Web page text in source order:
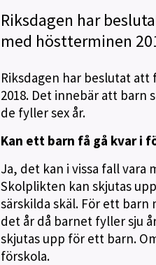
Riksdagen har
med höstterminen
Riksdagen har beslutat
2018. Det innebär att barn
de fyller sex år.
Kan ett barn få gå kvar i
Ja, det kan i vissa fall
Skolplikten kan skjutas
särskilda skäl. För ett
det år då barnet fyller sju
skjutas upp för ett barn.
förskola.